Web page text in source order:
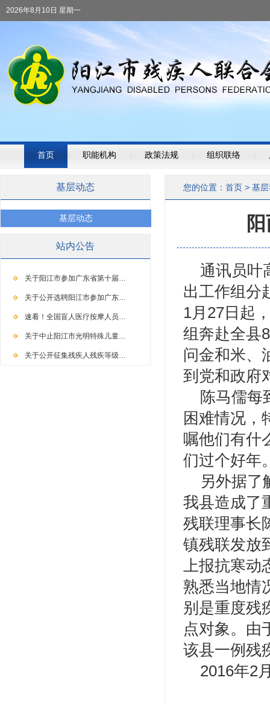
2026年8月10日 星期一
首页 职能机构 政策法规 组织联络
您的位置： 首页 > 基
通讯员叶
出工作组分
1月27日起
组奔赴全县
问金和米、
到党和政府
陈马儒每
困难情况，
嘱他们有什
们过个好年
另外据了
我县造成了
残联理事长
镇残联发放
上报抗寒动
熟悉当地情
别是重度残
点对象。由
该县一例残
2016年2
基层动态
基层动态
站内公告
关于阳江市参加广东省第十届…
关于公开选聘阳江市参加广东…
速看！全国盲人医疗按摩人员…
关于中止阳江市光明特殊儿童…
关于公开征集残疾人残疾等级…